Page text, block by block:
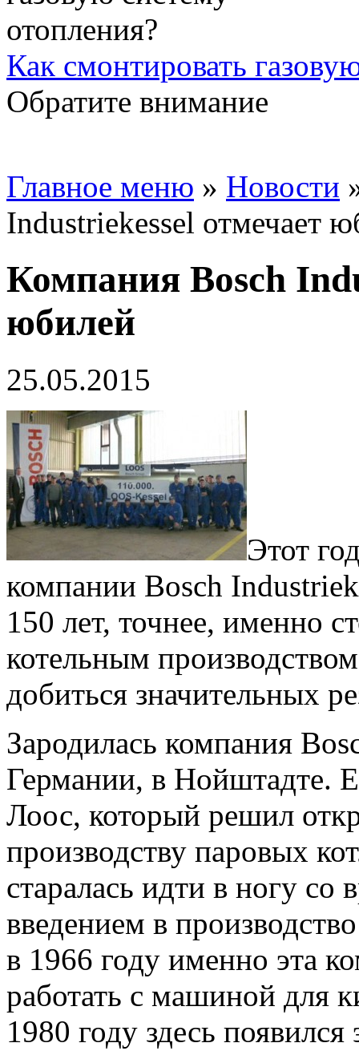
Как смонтировать
Обратите внимание
Главное меню » Новости
Industriekessel отмечает
Компания Bosch
юбилей
25.05.2015
Этот
компании Bosch
150 лет, точнее, именно
котельным
добиться значительных
Зародилась компания
Германии, в Нойштадте.
Лоос, который решил
производству паровых
старалась идти в ногу со
введением в
в 1966 году именно эта
работать с машиной для
1980 году здесь